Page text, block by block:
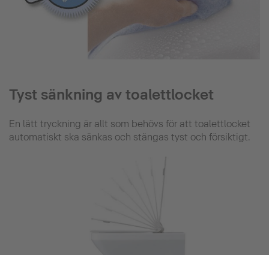
Tyst sänkning av toalettlocket
En lätt tryckning är allt som behövs för att toalettlocket
automatiskt ska sänkas och stängas tyst och försiktigt.